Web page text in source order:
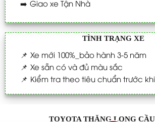
➡️ Giao xe Tận Nhà
TÌNH TRẠNG XE
📌 Xe mới 100%_bảo hành 3-5 năm
📌 Xe sẵn có và đủ màu sắc
📌 Kiểm tra theo tiêu chuẩn trước khi
TOYOTA THĂNG LONG